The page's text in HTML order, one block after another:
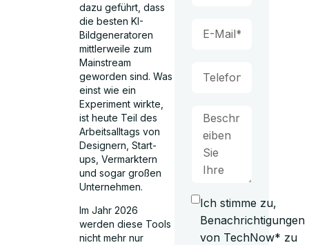
dazu geführt, dass
die besten KI-
Bildgeneratoren
mittlerweile zum
Mainstream
geworden sind. Was
einst wie ein
Experiment wirkte,
ist heute Teil des
Arbeitsalltags von
Designern, Start-
ups, Vermarktern
und sogar großen
Unternehmen.
Im Jahr 2026
werden diese Tools
nicht mehr nur
Ich stimme zu,
Benachrichtigungen
von TechNow* zu